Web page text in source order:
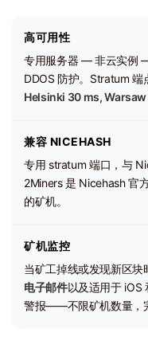
高可用性
专用服务器 — 非云实例
DDOS 防护。Stratum 端
Helsinki 30 ms,
兼容 NICEHASH
专用 stratum 端口，与
2Miners 是 Nicehash 官
的矿机。
矿机监控
当矿工掉线或发现新区块
电子邮件以及适用于 iOS
警报——不限矿机数量，